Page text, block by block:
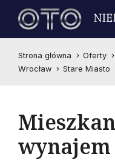
Strona główna Oferty
Wrocław
Stare Miasto
wynajem